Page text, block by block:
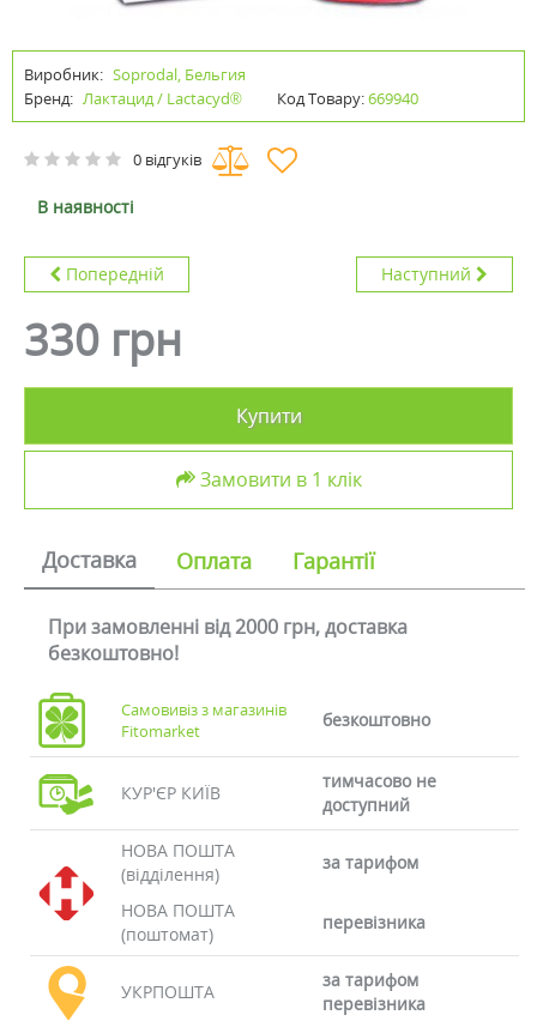
Виробник: Soprodal, Бельгия
Бренд: Лактацид / Lactacyd® Код Товару:669940
0 відгуків
В наявності
Попередній Наступний
330 грн
Купити
Замовити в 1 клік
Доставка Оплата Гарантії
При замовленні від 2000 грн, доставка
безкоштовно!
Самовивіз з магазинів
Fitomarket
безкоштовно
КУР'ЄР КИЇВ
тимчасово не
доступний
НОВА ПОШТА
(відділення)
за тарифом
НОВА ПОШТА
(поштомат)
перевізника
УКРПОШТА
за тарифом
перевізника